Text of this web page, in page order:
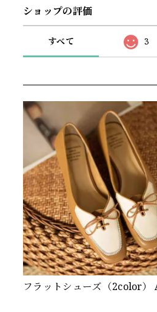
ショップの評価
すべて 3
フラットシューズ（2color）